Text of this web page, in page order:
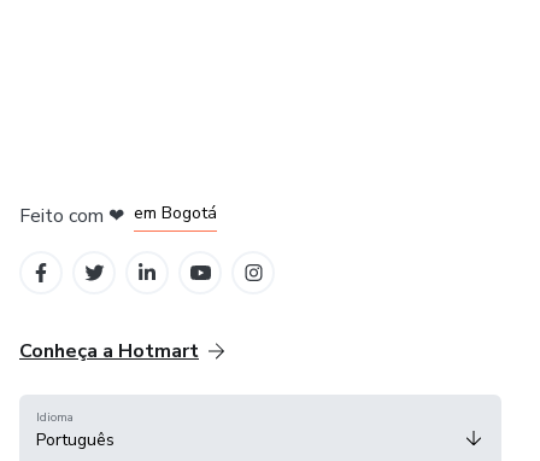
Feito com ❤ em Bogotá
Conheça a Hotmart
Idioma
Português